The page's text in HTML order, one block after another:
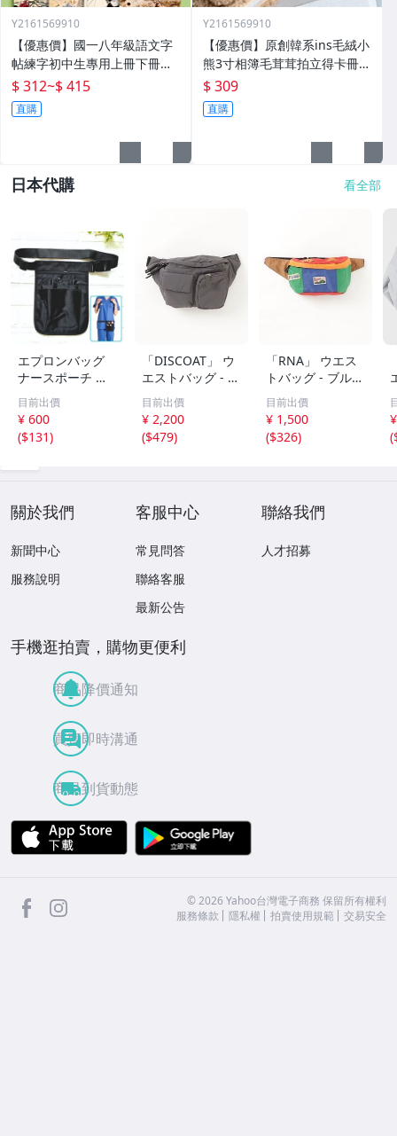
Y2161569910
【優惠價】國一八年級語文字
帖練字初中生專用上冊下冊同
步人教版練字帖九年級衡水體
鋼筆正楷楷體初一每日一練中
學生中文臨摹硬筆書
$ 312~$ 415
直購
Y2161569910
【優惠價】原創韓系ins毛絨小
熊3寸相簿毛茸茸拍立得卡冊專
輯小卡追星收納冊
$ 309
直購
日本代購 看全部
エプロンバッグ
ナースポーチ 多
機能ポーチ ポシ
ェット 作業ポー
チ 9ポケット 介
護 仕事用 看護師
目前出價
¥ 600
($131)
「DISCOAT」 ウ
エストバッグ - グ
レー レディース
目前出價
¥ 2,200
($479)
「RNA」 ウエス
トバッグ - ブルー
レディース
目前出價
¥ 1,500
($326)
(
關於我們
新聞中心
服務說明
客服中心
常見問答
聯絡客服
最新公告
聯絡我們
人才招募
手機逛拍賣，購物更便利
商品降價通知
買賣即時溝通
商品到貨動態
APP Store
facebook ©2026 Yahoo台灣電子商務 保留所有權利
服務條款
隱私權 拍賣使用規範 交易安全